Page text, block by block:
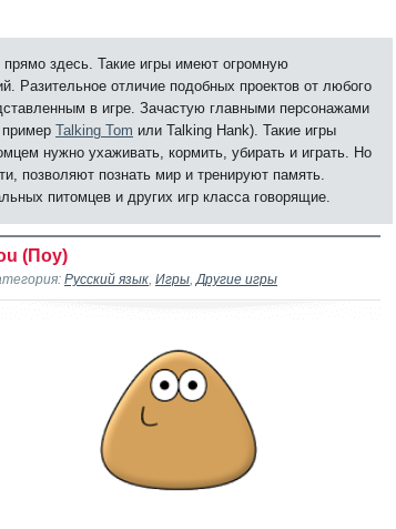
здесь. Такие игры имеют огромную
Разительное отличие подобных проектов от любого
в игре. Зачастую главными персонажами
Talking Tom или Talking Hank). Такие игры
нужно ухаживать, кормить, убирать и играть. Но
позволяют познать мир и тренируют память.
питомцев и других игр класса говорящие.
(Поу)
Русский язык Игры Другие игры